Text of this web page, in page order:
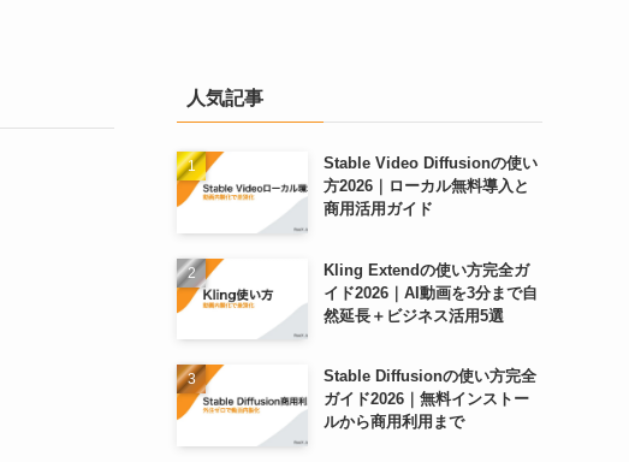
人気記事
Stable Video Diffusionの使い
方2026｜ローカル無料導入と
商用活用ガイド
Kling Extendの使い方完全ガ
イド2026｜AI動画を3分まで自
然延長＋ビジネス活用5選
Stable Diffusionの使い方完全
ガイド2026｜無料インストー
ルから商用利用まで